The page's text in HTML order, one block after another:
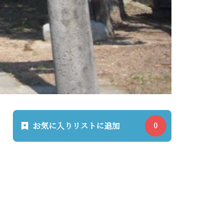
お気に入りリストに追加